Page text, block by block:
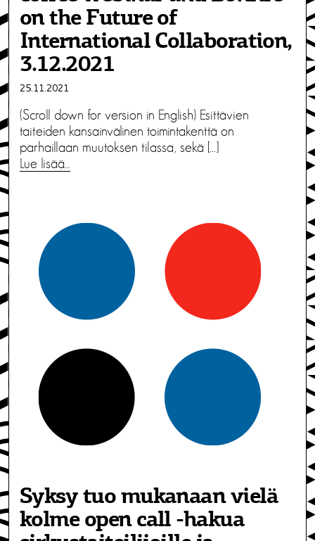
on the Future of
International Collaboration,
3.12.2021
25.11.2021
(Scroll down for version in English) Esittävien
taiteiden kansainvälinen toimintakenttä on
parhaillaan muutoksen tilassa, sekä […]
Lue lisää…
Syksy tuo mukanaan vielä
kolme open call -hakua